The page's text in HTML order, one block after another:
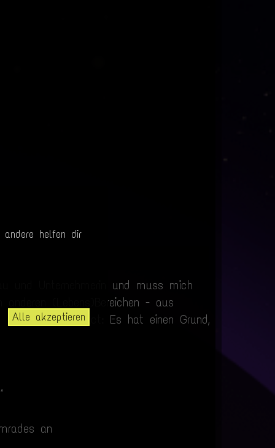
und Unternehmerin und muss mich
(Lebens)Bereichen - aus
" haben. [FunFact: Es hat einen Grund,
an
andere helfen dir
Alle akzeptieren